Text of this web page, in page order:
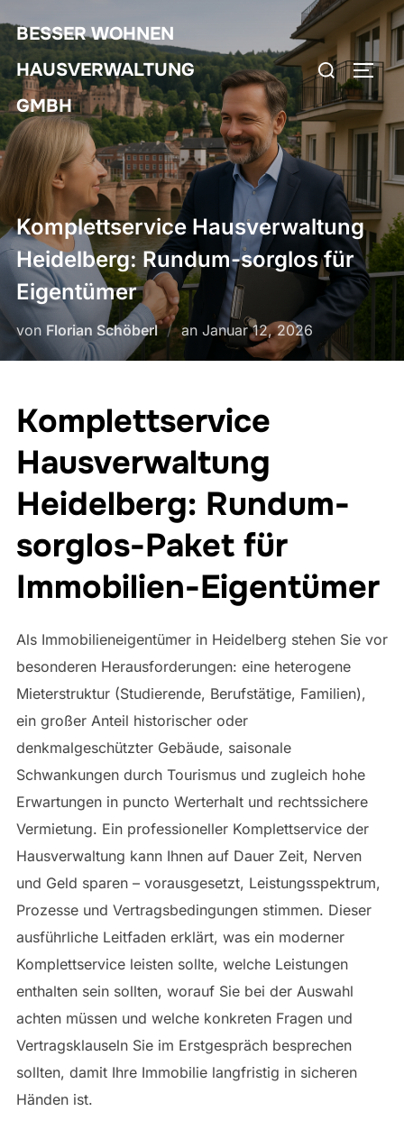
Inhalt
springen
BESSER WOHNEN
HAUSVERWALTUNG
GMBH
Suchen
nach:
Komplettservice Hausverwaltung
Heidelberg: Rundum-sorglos für
Eigentümer
von Florian Schöberl an Veröffentlicht
Januar 12, 2026
Komplettservice
Hausverwaltung
Heidelberg: Rundum-
sorglos-Paket für
Immobilien-Eigentümer
Als Immobilieneigentümer in Heidelberg stehen Sie vor
besonderen Herausforderungen: eine heterogene
Mieterstruktur (Studierende, Berufstätige, Familien),
ein großer Anteil historischer oder
denkmalgeschützter Gebäude, saisonale
Schwankungen durch Tourismus und zugleich hohe
Erwartungen in puncto Werterhalt und rechtssichere
Vermietung. Ein professioneller Komplettservice der
Hausverwaltung kann Ihnen auf Dauer Zeit, Nerven
und Geld sparen – vorausgesetzt, Leistungsspektrum,
Prozesse und Vertragsbedingungen stimmen. Dieser
ausführliche Leitfaden erklärt, was ein moderner
Komplettservice leisten sollte, welche Leistungen
enthalten sein sollten, worauf Sie bei der Auswahl
achten müssen und welche konkreten Fragen und
Vertragsklauseln Sie im Erstgespräch besprechen
sollten, damit Ihre Immobilie langfristig in sicheren
Händen ist.